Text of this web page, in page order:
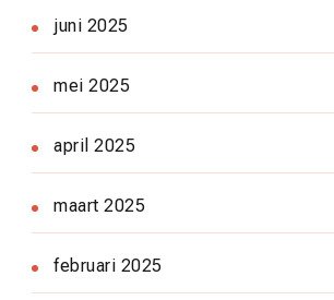
juni 2025
mei 2025
april 2025
maart 2025
februari 2025